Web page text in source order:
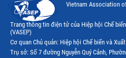
Vietnam Association
Trang thông tin điện tử của Hiệp hội Chế
(VASEP)
Cơ quan Chủ quản: Hiệp hội Chế biến và
Trụ sở: Số 7 đường Nguyễn Quý Cảnh,